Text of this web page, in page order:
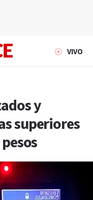
VIVO
y
superiores